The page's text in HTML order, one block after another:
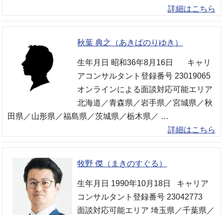
詳細はこちら
秋葉 典之（あきばのりゆき）
生年月日 昭和36年8月16日 キャリ
アコンサルタント登録番号 23019065
オンラインによる面談対応可能エリア
北海道／青森県／岩手県／宮城県／秋
田県／山形県／福島県／茨城県／栃木県／ …
詳細はこちら
牧野 傑（まきのすぐる）
生年月日 1990年10月18日 キャリア
コンサルタント登録番号 23042773
面談対応可能エリア 埼玉県／千葉県／